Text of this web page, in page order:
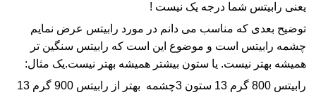
یعنی رابیتس شما درجه یک نیست !
توضیح بعدی که مناسب می دانم در مورد رابیتس عرض نمایم
چشمه رابیتس است و موضوع این است که رابیتس سنگین تر
همیشه بهتر نیست. یا ستون بیشتر همیشه بهتر نیست.یک مثال:
رابیتس
رابیتس
900 گرم 13